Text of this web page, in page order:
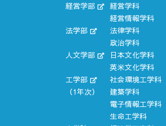
経営学部
経営学科
経営情報学科
法学部
法律学科
政治学科
人文学部
日本文化学科
英米文化学科
工学部
（1年次）
社会環境工学科
建築学科
電子情報工学科
生命工学科